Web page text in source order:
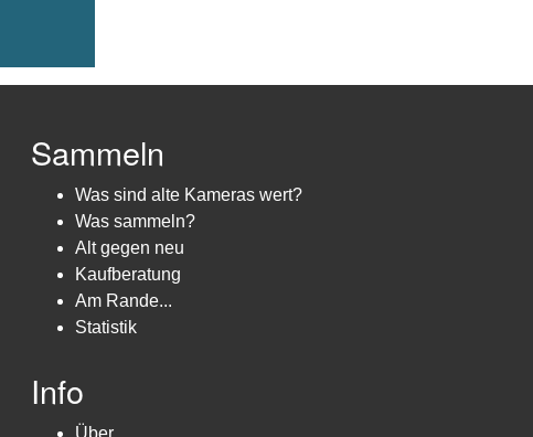
Sammeln
Was sind alte Kameras wert?
Was sammeln?
Alt gegen neu
Kaufberatung
Am Rande...
Statistik
Info
Über...